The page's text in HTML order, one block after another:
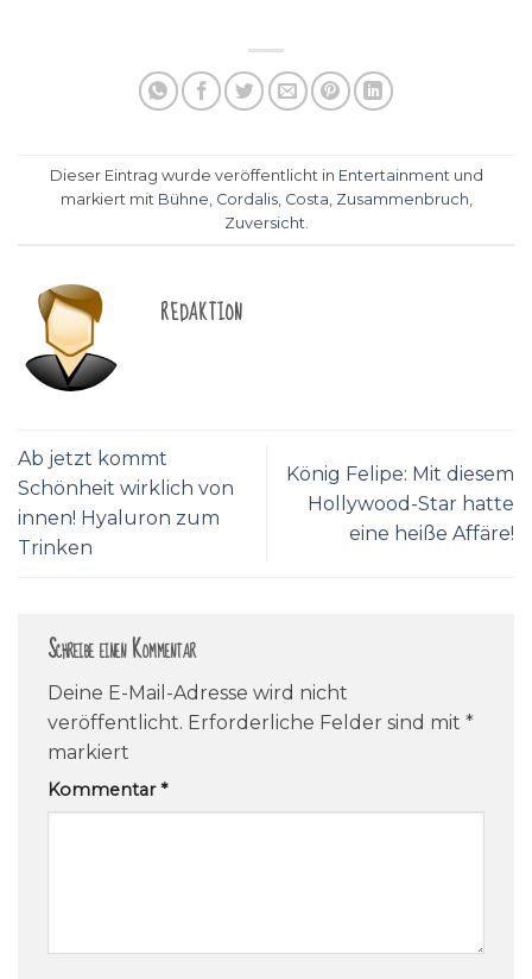
Dieser Eintrag wurde veröffentlicht in Entertainment und
markiert mit Bühne Cordalis, Costa Zusammenbruch
Zuversicht
REDAKTION
Ab jetzt kommt
Schönheit wirklich von
innen! Hyaluron zum
Trinken
König Felipe: Mit diesem
Hollywood-Star hatte
eine heiße Affäre!
Schreibe einen Kommentar
Deine E-Mail-Adresse wird nicht
veröffentlicht. Erforderliche Felder sind mit *
markiert
Kommentar*